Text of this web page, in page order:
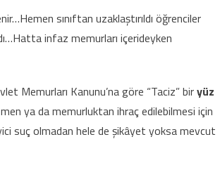
sınıftan uzaklaştırıldı öğrenciler
infaz memurları içerideyken
Memurları Kanunu’na göre “Taciz” biryüz
men ya da memurluktan ihraç edilebilmesi için
suç olmadan hele de şikâyet yoksa mevcut